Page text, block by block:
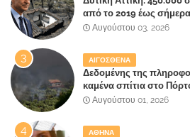
από το 2019 έως
έλαβε 40% και 45% στις
Αυγούστου 03, 2026
ΑΙΓΟΣΘΕΝΑ
Δεδομένης της
καμένα σπίτια στο
αναζητηθούν ευθύνες
επίγειου παραδείσου
Αυγούστου 01, 2026
ΑΘΗΝΑ